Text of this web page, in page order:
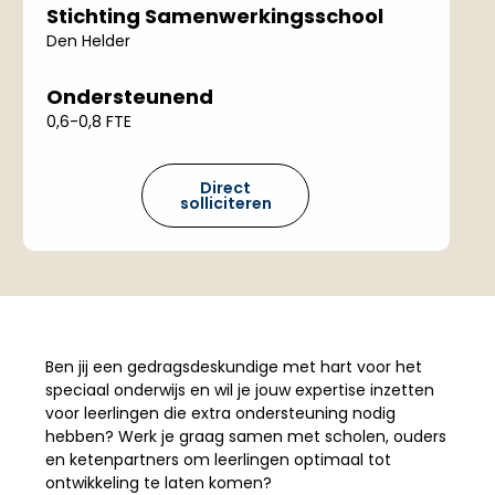
Stichting Samenwerkingsschool
Den Helder
Ondersteunend
0,6-0,8 FTE
Direct
solliciteren
Ben jij een gedragsdeskundige met hart voor het
speciaal onderwijs en wil je jouw expertise inzetten
voor leerlingen die extra ondersteuning nodig
hebben? Werk je graag samen met scholen, ouders
en ketenpartners om leerlingen optimaal tot
ontwikkeling te laten komen?